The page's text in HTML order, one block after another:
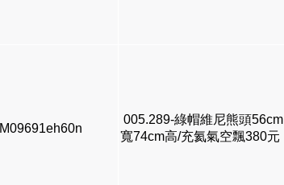
M09691eh60n
005.289-綠帽維尼熊頭56cm
寬74cm高/充氦氣空飄380元